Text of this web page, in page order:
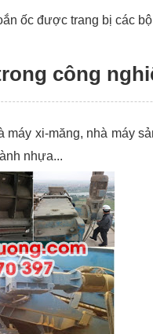
ốc được trang bị các
công
xi-măng, nhà máy
nhựa...